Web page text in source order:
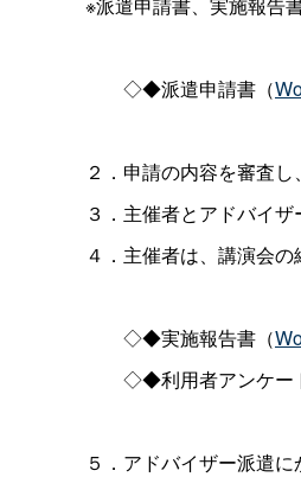
◇◆派遣申請書（
２．申請の内容を審査
３．主催者とアドバイ
４．主催者は、講演会
◇◆実施報告書（
◇◆利用者アンケー
５．アドバイザー派遣